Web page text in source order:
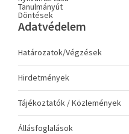
Tanulmányút
Döntések
Adatvédelem
Határozatok/Végzések
Hirdetmények
Tájékoztatók / Közlemények
Állásfoglalások